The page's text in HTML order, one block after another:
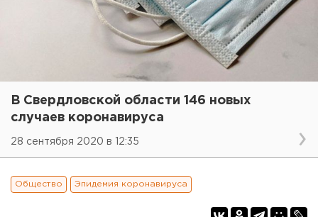
В Свердловской области 146 новых
случаев коронавируса
28 сентября 2020 в 12:35
Общество Эпидемия коронавируса